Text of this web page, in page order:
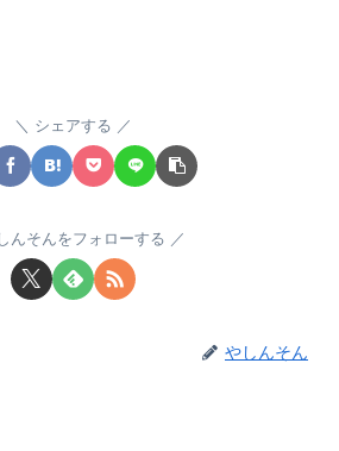
シェアする
んそんをフォローする
やしんそん